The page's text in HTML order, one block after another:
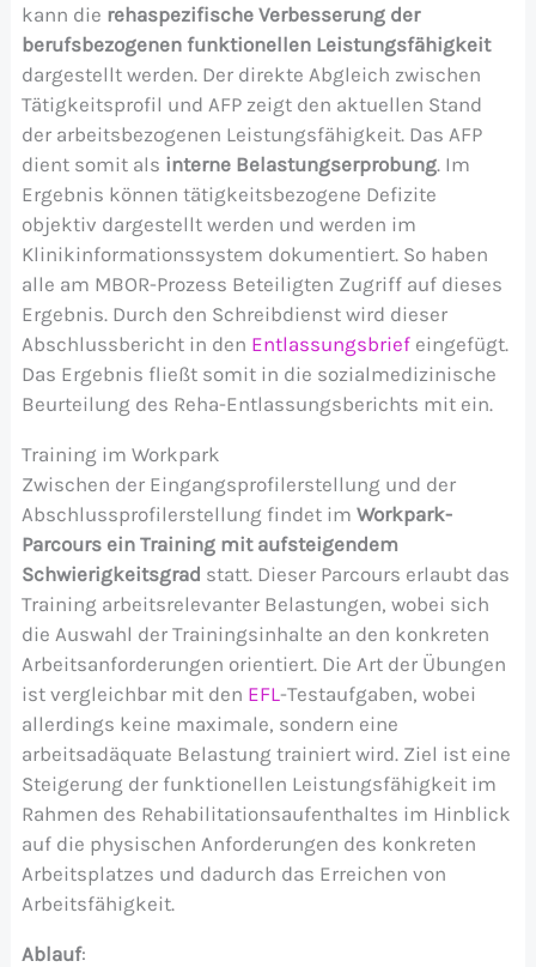
kann die rehaspezifische Verbesserung der
berufsbezogenen funktionellen Leistungsfähigkeit
dargestellt werden. Der direkte Abgleich zwischen
Tätigkeitsprofil und AFP zeigt den aktuellen Stand
der arbeitsbezogenen Leistungsfähigkeit. Das AFP
dient somit als interne Belastungserprobung. Im
Ergebnis können tätigkeitsbezogene Defizite
objektiv dargestellt werden und werden im
Klinikinformationssystem dokumentiert. So haben
alle am MBOR-Prozess Beteiligten Zugriff auf dieses
Ergebnis. Durch den Schreibdienst wird dieser
Abschlussbericht in den Entlassungsbriefeingefügt.
Das Ergebnis fließt somit in die sozialmedizinische
Beurteilung des Reha-Entlassungsberichts mit ein.
Training im Workpark
Zwischen der Eingangsprofilerstellung und der
Abschlussprofilerstellung findet im Workpark-
Parcours ein Training mit aufsteigendem
Schwierigkeitsgrad statt. Dieser Parcours erlaubt das
Training arbeitsrelevanter Belastungen, wobei sich
die Auswahl der Trainingsinhalte an den konkreten
Arbeitsanforderungen orientiert. Die Art der Übungen
ist vergleichbar mit den EFL-Testaufgaben, wobei
allerdings keine maximale, sondern eine
arbeitsadäquate Belastung trainiert wird. Ziel ist eine
Steigerung der funktionellen Leistungsfähigkeit im
Rahmen des Rehabilitationsaufenthaltes im Hinblick
auf die physischen Anforderungen des konkreten
Arbeitsplatzes und dadurch das Erreichen von
Arbeitsfähigkeit.
Ablauf: